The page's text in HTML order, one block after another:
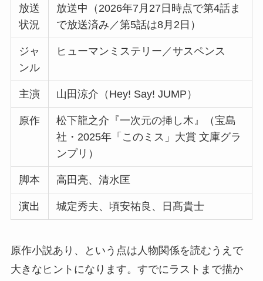
放送
状況
放送中（2026年7月27日時点で第4話ま
で放送済み／第5話は8月2日）
ジャ
ンル
ヒューマンミステリー／サスペンス
主演 山田涼介（Hey! Say! JUMP）
原作
松下龍之介『一次元の挿し木』（宝島
社・2025年「このミス」大賞 文庫グラ
ンプリ）
脚本 高田亮、清水匡
演出 城定秀夫、頃安祐良、日髙貴士
原作小説あり、という点は人物関係を読むうえで
大きなヒントになります。すでにラストまで描か